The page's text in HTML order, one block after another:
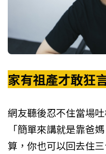
家有祖產才敢狂
網友聽後忍不住當場
「簡單來講就是靠爸
算，你也可以回去住